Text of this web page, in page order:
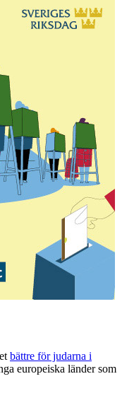
bättre för judarna i
europeiska länder som